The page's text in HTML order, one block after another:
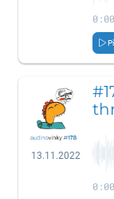
0:00
13.11.2022
0:00